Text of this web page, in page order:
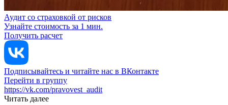
Аудит со страховкой от рисков
Узнайте стоимость за 1 мин.
Получить расчет
Подписывайтесь и читайте нас в ВКонтакте
Перейти в группу
https://vk.com/pravovest_audit
Читать далее